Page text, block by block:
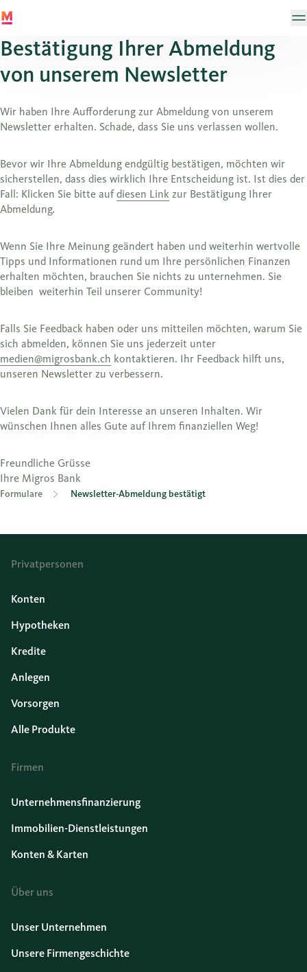
Bestätigung Ihrer Abmeldung
von unserem Newsletter
Wir haben Ihre Aufforderung zur Abmeldung von unserem
Newsletter erhalten. Schade, dass Sie uns verlassen wollen.
Bevor wir Ihre Abmeldung endgültig bestätigen, möchten wir
sicherstellen, dass dies wirklich Ihre Entscheidung ist. Ist dies der
Fall: Klicken Sie bitte aufdiesen Link zur Bestätigung Ihrer
Abmeldung.
Wenn Sie Ihre Meinung geändert haben und weiterhin wertvolle
Tipps und Informationen rund um Ihre persönlichen Finanzen
erhalten möchten, brauchen Sie nichts zu unternehmen. Sie
bleiben weiterhin Teil unserer Community!
Falls Sie Feedback haben oder uns mitteilen möchten, warum Sie
sich abmelden, können Sie uns jederzeit unter
medien@migrosbank.ch kontaktieren. Ihr Feedback hilft uns,
unseren Newsletter zu verbessern.
Vielen Dank für dein Interesse an unseren Inhalten. Wir
wünschen Ihnen alles Gute auf Ihrem finanziellen Weg!
Freundliche Grüsse
Ihre Migros Bank
Formulare Newsletter-Abmeldung bestätigt
Privatpersonen
Konten
Hypotheken
Kredite
Anlegen
Vorsorgen
Alle Produkte
Firmen
Unternehmensfinanzierung
Immobilien-Dienstleistungen
Konten & Karten
Über uns
Unser Unternehmen
Unsere Firmengeschichte